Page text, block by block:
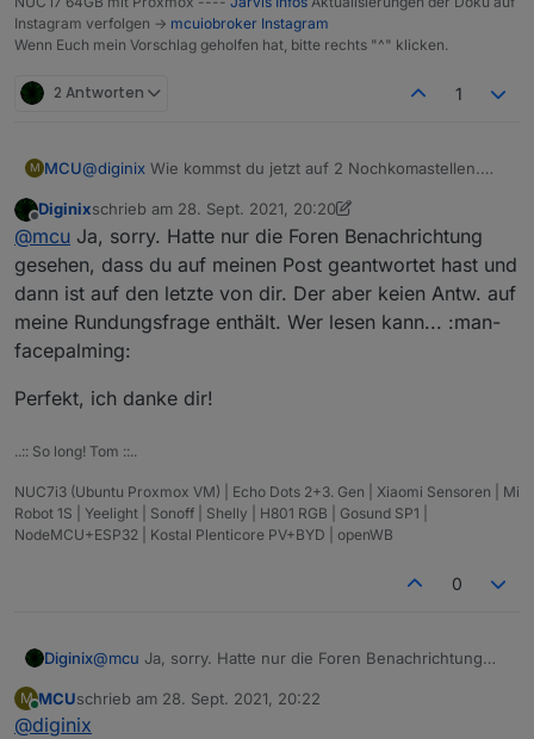
Instagram verfolgen -> mcuiobroker Instagram
Wenn Euch mein Vorschlag geholfen hat, bitte rechts "^" klicken.
2 Antworten 1
M MCU@diginix Wie kommst du jetzt auf 2 Nochkomastellen.
Abrunden macht man über Datenpunkt-Eigenschaften:
Offline
Diginixschrieb am 28. Sept. 2021, 20:20
zuletzt editiert von Diginix
@mcu Ja, sorry. Hatte nur die Foren Benachrichtung
gesehen, dass du auf meinen Post geantwortet hast und
dann ist auf den letzte von dir. Der aber keien Antw. auf
meine Rundungsfrage enthält. Wer lesen kann... :man-
facepalming:
Perfekt, ich danke dir!
..:: So long! Tom ::..
NUC7i3 (Ubuntu Proxmox VM) | Echo Dots 2+3. Gen | Xiaomi Sensoren | Mi
Robot 1S | Yeelight | Sonoff | Shelly | H801 RGB | Gosund SP1 |
NodeMCU+ESP32 | Kostal Plenticore PV+BYD | openWB
0
Diginix@mcu Ja, sorry. Hatte nur die Foren Benachrichtung
und dann ist auf den letzte von dir. Der aber keien
Perfekt, ich danke dir!
M
Online
MCUschrieb am 28. Sept. 2021, 20:22
zuletzt editiert von
@diginix